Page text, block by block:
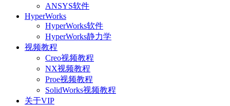
ANSYS软件
HyperWorks
HyperWorks软件
HyperWorks静力学
视频教程
Creo视频教程
NX视频教程
Proe视频教程
SolidWorks视频教程
关于VIP